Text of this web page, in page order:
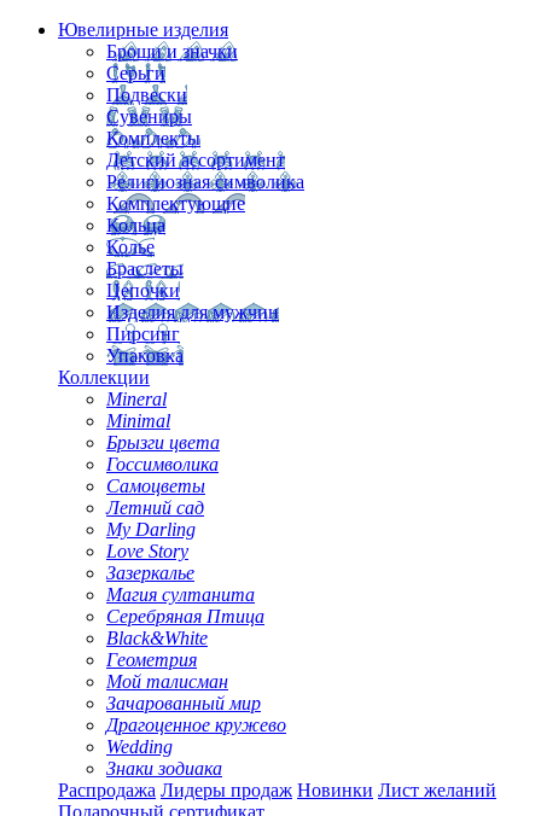
Ювелирные изделия
Броши и значки
Серьги
Подвески
Сувениры
Комплекты
Детский ассортимент
Религиозная символика
Комплектующие
Кольца
Колье
Браслеты
Цепочки
Изделия для мужчин
Пирсинг
Упаковка
Коллекции
Mineral
Minimal
Брызги цвета
Госсимволика
Самоцветы
Летний сад
My Darling
Love Story
Зазеркалье
Магия султанита
Серебряная Птица
Black&White
Геометрия
Мой талисман
Зачарованный мир
Драгоценное кружево
Wedding
Знаки зодиака
Распродажа Лидеры продаж Новинки Лист желаний
Подарочный сертификат